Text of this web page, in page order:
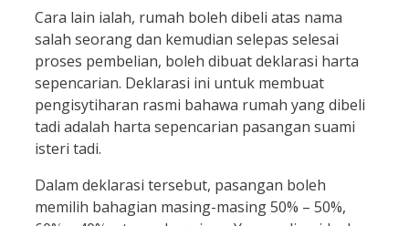
Cara lain ialah, rumah boleh dibeli atas nama
salah seorang dan kemudian selepas selesai
proses pembelian, boleh dibuat deklarasi harta
sepencarian. Deklarasi ini untuk membuat
pengisytiharan rasmi bahawa rumah yang dibeli
tadi adalah harta sepencarian pasangan suami
isteri tadi.
Dalam deklarasi tersebut, pasangan boleh
memilih bahagian masing-masing 50% – 50%,